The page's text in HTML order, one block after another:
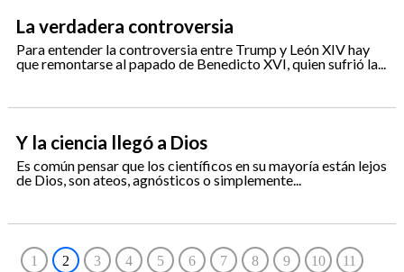
La verdadera controversia
Para entender la controversia entre Trump y León XIV hay
que remontarse al papado de Benedicto XVI, quien sufrió la...
Y la ciencia llegó a Dios
Es común pensar que los científicos en su mayoría están lejos
de Dios, son ateos, agnósticos o simplemente...
1 2 3 4 5 6 7 8 9 10 11